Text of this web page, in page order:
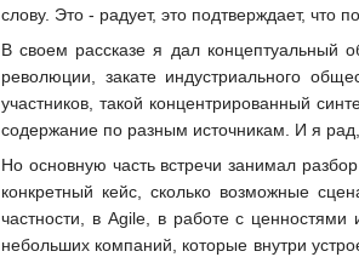
слову. Это - радует, это подтверждает, что
В своем рассказе я дал концептуальный
революции, закате индустриального
участников, такой концентрированный
содержание по разным источникам. И я
Но основную часть встречи занимал
конкретный кейс, сколько возможные
частности, в Agile, в работе с ценностями
небольших компаний, которые внутри